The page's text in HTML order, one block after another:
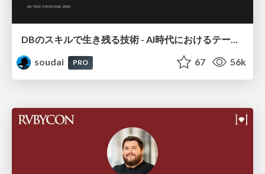
DBのスキルで生き残る技術 - AI時代におけるテーブル設計の勘所
soudai
PRO 67 56k